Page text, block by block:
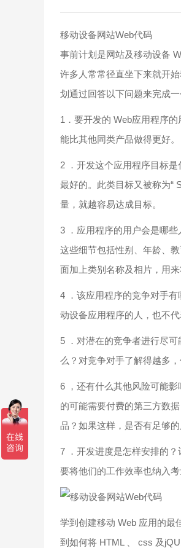
移动设备网站Web代码
事前计划是网站及移动设备
许多人常常径直坐下来就开
划通过回答以下问题来完成
1．要开发的 Web应用程序
能比其他同类产品做得更好。
2 ．开发这个应用程序目标
最好的。此类目标又被称为“
量，就越容易达成目标。
3 ．应用程序的用户会是哪
这些细节包括性别、年龄、
面加上类别名称及相片，用
4 ．该应用程序的竞争对手
动设备应用程序的人，也不
5 ．对潜在的竞争者进行尽
么？对竞争对手了解得越多
6 ，还有什么其他风险可能
的可能需要付费的第三方数
品？如果这样，是否有足够
7 ．开发进度是怎样安排的
要将他们的工作效率也纳入
学到创建移动 Web 应用的最
到如何将 HTML 、 css 及